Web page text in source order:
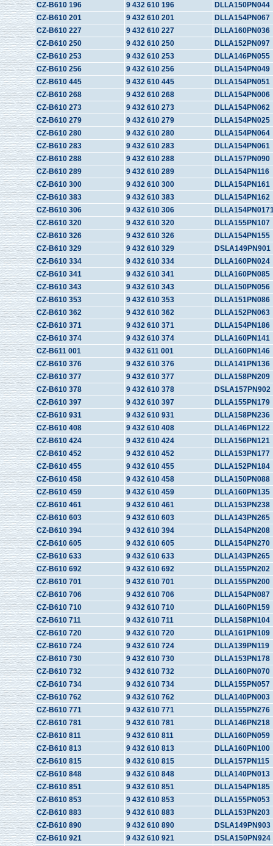
CZ-B610 196
9 432 610 196
DLLA150PN044
CZ-B610 201
9 432 610 201
DLLA154PN067
CZ-B610 227
9 432 610 227
DLLA160PN036
CZ-B610 250
9 432 610 250
DLLA152PN097
CZ-B610 253
9 432 610 253
DLLA146PN055
CZ-B610 256
9 432 610 256
DLLA154PN049
CZ-B610 445
9 432 610 445
DLLA154PN051
CZ-B610 268
9 432 610 268
DLLA154PN006
CZ-B610 273
9 432 610 273
DLLA154PN062
CZ-B610 279
9 432 610 279
DLLA154PN025
CZ-B610 280
9 432 610 280
DLLA154PN064
CZ-B610 283
9 432 610 283
DLLA154PN061
CZ-B610 288
9 432 610 288
DLLA157PN090
CZ-B610 289
9 432 610 289
DLLA154PN116
CZ-B610 300
9 432 610 300
DLLA154PN161
CZ-B610 383
9 432 610 383
DLLA154PN162
CZ-B610 306
9 432 610 306
CZ-B610 320
9 432 610 320
DLLA155PN107
CZ-B610 326
9 432 610 326
DLLA154PN155
CZ-B610 329
9 432 610 329
DSLA149PN901
CZ-B610 334
9 432 610 334
DLLA160PN024
CZ-B610 341
9 432 610 341
DLLA160PN085
CZ-B610 343
9 432 610 343
DLLA150PN056
CZ-B610 353
9 432 610 353
DLLA151PN086
CZ-B610 362
9 432 610 362
DLLA152PN063
CZ-B610 371
9 432 610 371
DLLA154PN186
CZ-B610 374
9 432 610 374
DLLA160PN141
CZ-B611 001
9 432 611 001
DLLA160PN146
CZ-B610 376
9 432 610 376
DLLA141PN136
CZ-B610 377
9 432 610 377
DLLA158PN209
CZ-B610 378
9 432 610 378
DSLA157PN902
CZ-B610 397
9 432 610 397
DLLA155PN179
CZ-B610 931
9 432 610 931
DLLA158PN236
CZ-B610 408
9 432 610 408
DLLA146PN122
CZ-B610 424
9 432 610 424
DLLA156PN121
CZ-B610 452
9 432 610 452
DLLA153PN177
CZ-B610 455
9 432 610 455
DLLA152PN184
CZ-B610 458
9 432 610 458
DLLA150PN088
CZ-B610 459
9 432 610 459
DLLA160PN135
CZ-B610 461
9 432 610 461
DLLA153PN238
CZ-B610 603
9 432 610 603
DLLA143PN265
CZ-B610 394
9 432 610 394
DLLA154PN208
CZ-B610 605
9 432 610 605
DLLA154PN270
CZ-B610 633
9 432 610 633
DLLA143PN265
CZ-B610 692
9 432 610 692
DLLA155PN202
CZ-B610 701
9 432 610 701
DLLA155PN200
CZ-B610 706
9 432 610 706
DLLA154PN087
CZ-B610 710
9 432 610 710
DLLA160PN159
CZ-B610 711
9 432 610 711
DLLA158PN104
CZ-B610 720
9 432 610 720
DLLA161PN109
CZ-B610 724
9 432 610 724
DLLA139PN119
CZ-B610 730
9 432 610 730
DLLA153PN178
CZ-B610 732
9 432 610 732
DLLA160PN070
CZ-B610 734
9 432 610 734
DLLA155PN057
CZ-B610 762
9 432 610 762
DLLA140PN003
CZ-B610 771
9 432 610 771
DLLA155PN276
CZ-B610 781
9 432 610 781
DLLA146PN218
CZ-B610 811
9 432 610 811
DLLA160PN059
CZ-B610 813
9 432 610 813
DLLA160PN100
CZ-B610 815
9 432 610 815
DLLA157PN115
CZ-B610 848
9 432 610 848
DLLA140PN013
CZ-B610 851
9 432 610 851
DLLA154PN185
CZ-B610 853
9 432 610 853
DLLA155PN053
CZ-B610 883
9 432 610 883
DLLA153PN203
CZ-B610 890
9 432 610 890
DSLA149PN903
CZ-B610 921
9 432 610 921
DSLA150PN924